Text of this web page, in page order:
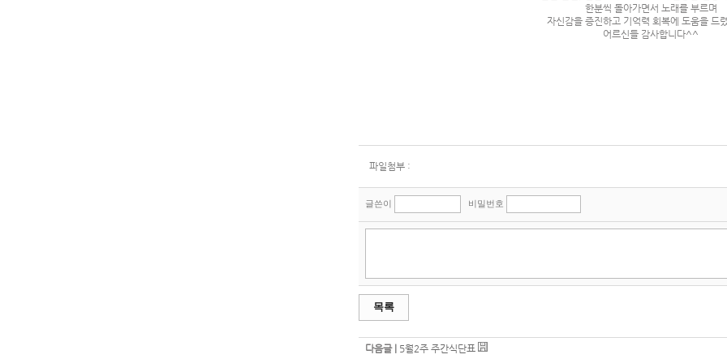
한분씩 돌아가면서 노래를 부르며
자신감을 증진하고 기억력 회복에 도움을 드
어르신들 감사합니다^^
파일첨부 :
글쓴이 비밀번호
목록
다음글 | 5월2주 주간식단표